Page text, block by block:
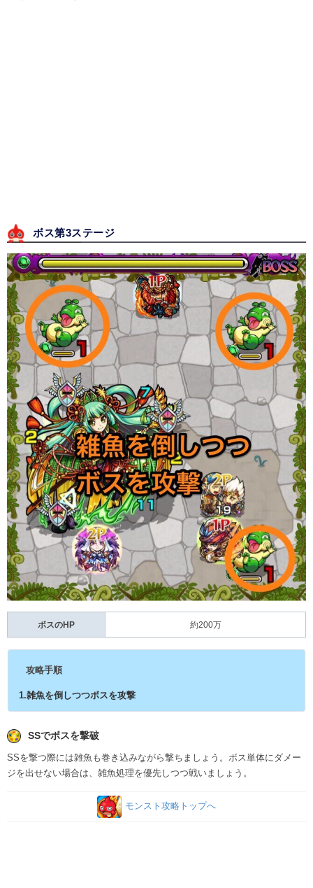
ボス第3ステージ
ボスのHP 約200万
攻略手順
1.雑魚を倒しつつボスを攻撃
SSでボスを撃破
SSを撃つ際には雑魚も巻き込みながら撃ちましょう。ボス単体にダメー
ジを出せない場合は、雑魚処理を優先しつつ戦いましょう。
モンスト攻略トップへ